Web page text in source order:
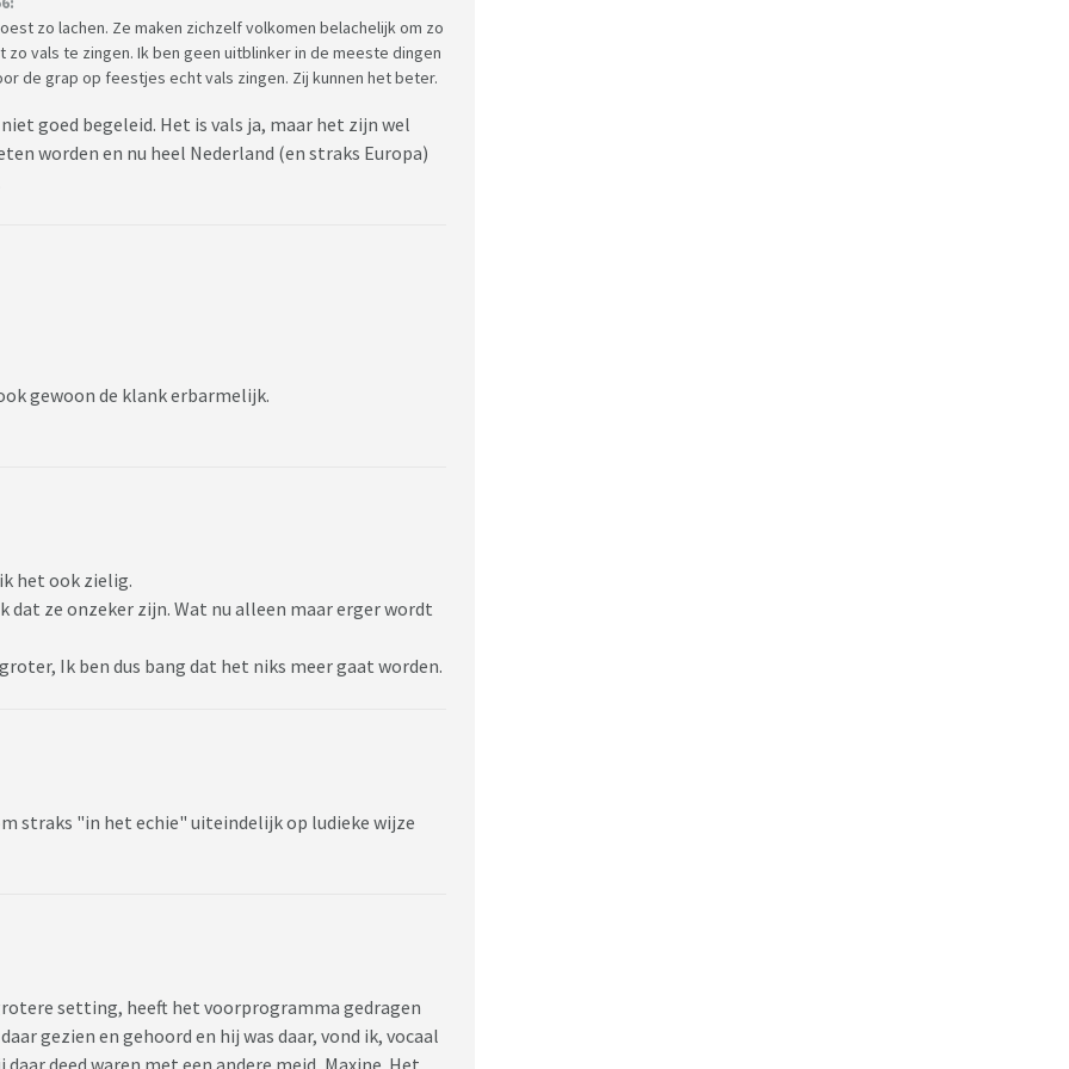
zo lachen. Ze maken zichzelf volkomen belachelijk om zo
vals te zingen. Ik ben geen uitblinker in de meeste dingen
de grap op feestjes echt vals zingen. Zij kunnen het beter.
goed begeleid. Het is vals ja, maar het zijn wel
worden en nu heel Nederland (en straks Europa)
gewoon de klank erbarmelijk.
het ook zielig.
ze onzeker zijn. Wat nu alleen maar erger wordt
Ik ben dus bang dat het niks meer gaat worden.
straks "in het echie" uiteindelijk op ludieke wijze
setting, heeft het voorprogramma gedragen
gezien en gehoord en hij was daar, vond ik, vocaal
deed waren met een andere meid, Maxine. Het